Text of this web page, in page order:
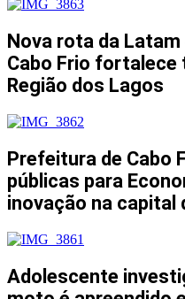
Nova rota da
Cabo Frio fortalece
Região dos Lagos
Prefeitura de Cabo
públicas para
inovação na capital
Adolescente